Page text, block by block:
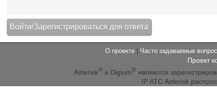
О проекте Часто задаваемые
Проект
Asterisk® и Digium® являются
IP АТС Asterisk